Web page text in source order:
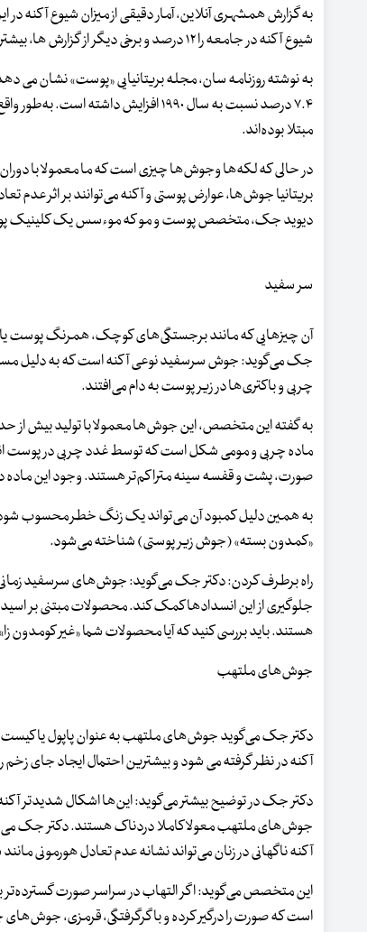
به گزارش همشهری آنلاین، آمار دقیقی از میزان شیوع آکنه
شیوع آکنه در جامعه را ۱۲ درصد و برخی دیگر از گزارش ها، بیشتر از این رقم، عنوان کرده‌اند.
مبتلا بوده‌اند.
در حالی که لکه‌ها وجوش‌ها چیزی است که ما معمولا با
بریتانیا جوش‌ها، عوارض پوستی و آکنه می‌توانند بر اثر عدم
دیوید جک، متخصص پوست و مو که موءسس یک کلینیک پوست
سر سفید
آن چیزهایی که مانند برجستگی‌های کوچک، همرنگ پوست یا
جک می‌گوید: جوش سرسفید نوعی آکنه است که به دلیل
چربی و باکتری‌ها در زیر پوست به دام می‌افتند.
به گفته این متخصص، این جوش‌ها معمولا با تولید بیش از حد
ماده چربی و مومی شکل است که توسط غدد چربی در پوست
صورت، پشت و قفسه سینه متراکم‌تر هستند. وجود این
به همین دلیل کمبود آن می‌تواند یک زنگ خطر محسوب شود.
«کمدون بسته» (جوش زیر پوستی) شناخته می‌شود.
راه برطرف کردن: دکتر جک می‌گوید: جوش‌های سرسفید زمانی که
جلوگیری از این انسدادها کمک کند. محصولات مبتنی بر
هستند. باید بررسی کنید که آیا محصولات شما «غیر کومدون
جوش‌های ملتهب
دکتر جک می‌گوید جوش‌های ملتهب به عنوان پاپول یا
آکنه در نظر گرفته می شود و بیشترین احتمال ایجاد جای زخم
دکتر جک در توضیح بیشتر می‌گوید: این‌ها اشکال شدیدتر
جوش‌های ملتهب معولا کاملا دردناک هستند. دکتر جک
آکنه ناگهانی در زنان می‌تواند نشانه عدم تعادل هورمونی
این متخصص می‌گوید: اگر التهاب در سراسر صورت
است که صورت را درگیر کرده و با گرگرفتگی، قرمزی،